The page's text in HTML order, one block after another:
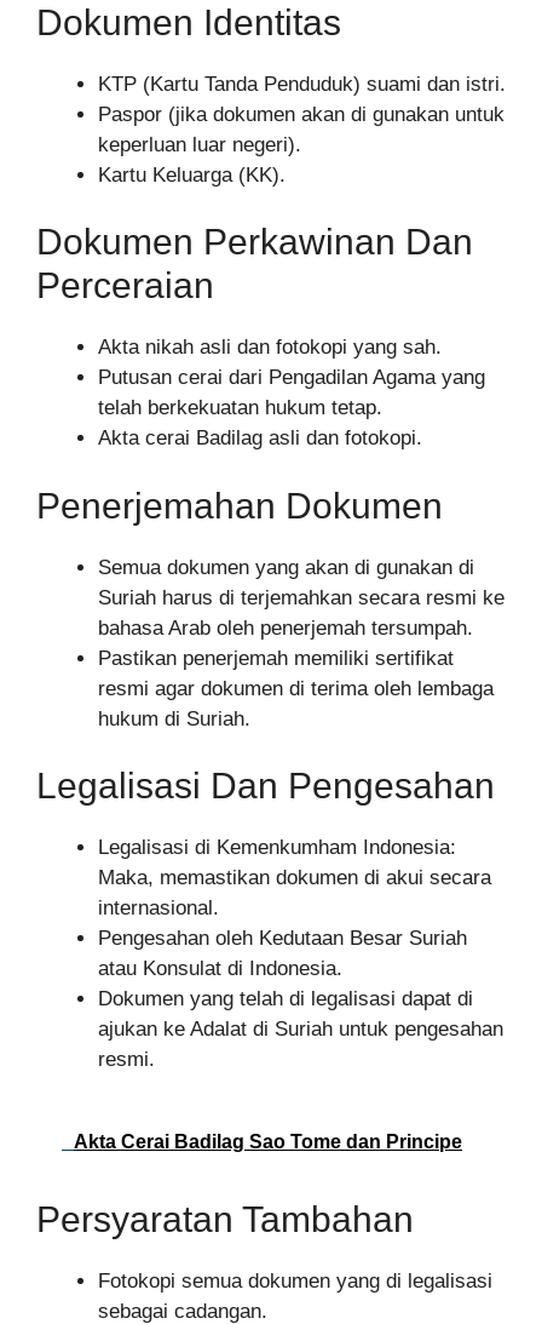
Dokumen Identitas
KTP (Kartu Tanda Penduduk) suami dan istri.
Paspor (jika dokumen akan di gunakan untuk
keperluan luar negeri).
Kartu Keluarga (KK).
Dokumen Perkawinan Dan
Perceraian
Akta nikah asli dan fotokopi yang sah.
Putusan cerai dari Pengadilan Agama yang
telah berkekuatan hukum tetap.
Akta cerai Badilag asli dan fotokopi.
Penerjemahan Dokumen
Semua dokumen yang akan di gunakan di
Suriah harus di terjemahkan secara resmi ke
bahasa Arab oleh penerjemah tersumpah.
Pastikan penerjemah memiliki sertifikat
resmi agar dokumen di terima oleh lembaga
hukum di Suriah.
Legalisasi Dan Pengesahan
Legalisasi di Kemenkumham Indonesia:
Maka, memastikan dokumen di akui secara
internasional.
Pengesahan oleh Kedutaan Besar Suriah
atau Konsulat di Indonesia.
Dokumen yang telah di legalisasi dapat di
ajukan ke Adalat di Suriah untuk pengesahan
resmi.
Akta Cerai Badilag Sao Tome dan Principe
Persyaratan Tambahan
Fotokopi semua dokumen yang di legalisasi
sebagai cadangan.